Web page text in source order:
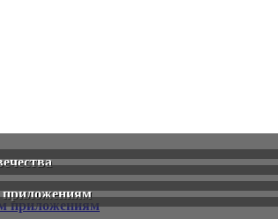
приложениям